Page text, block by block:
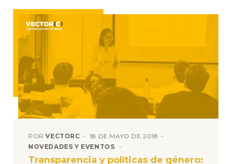
PORVECTORC
18 DE MAYO DE 2018
NOVEDADES Y EVENTOS
Transparencia y políticas de género: